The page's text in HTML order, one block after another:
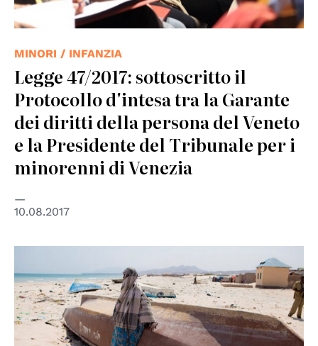
MINORI / INFANZIA
Legge 47/2017: sottoscritto il
Protocollo d'intesa tra la Garante
dei diritti della persona del Veneto
e la Presidente del Tribunale per i
minorenni di Venezia
10.08.2017